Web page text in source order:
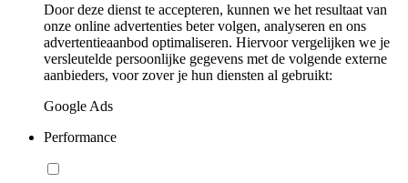
Door deze dienst te accepteren, kunnen we het resultaat van
onze online advertenties beter volgen, analyseren en ons
advertentieaanbod optimaliseren. Hiervoor vergelijken we je
versleutelde persoonlijke gegevens met de volgende externe
aanbieders, voor zover je hun diensten al gebruikt:
Google Ads
Performance